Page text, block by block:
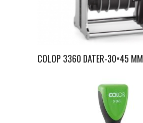
COLOP 3360 DATER-30×45 MM